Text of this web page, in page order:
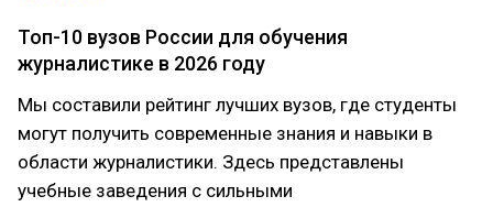
Топ-10 вузов России для обучения
журналистике в 2026 году
Мы составили рейтинг лучших вузов, где студенты
могут получить современные знания и навыки в
области журналистики. Здесь представлены
учебные заведения с сильными